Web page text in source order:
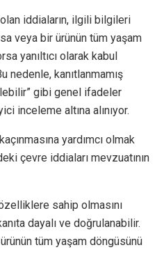
iddiaların, ilgili bilgileri
veya bir ürünün tüm yaşam
yanıltıcı olarak kabul
nedenle, kanıtlanmamış
gibi genel ifadeler
inceleme altına alınıyor.
yardımcı olmak
çevre iddiaları mevzuatının
sahip olmasını
dayalı ve doğrulanabilir.
tüm yaşam döngüsünü